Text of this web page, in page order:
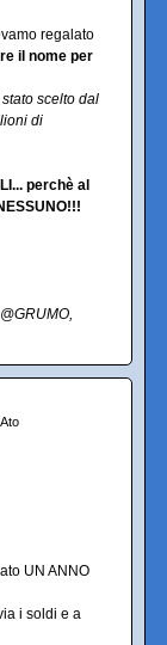
regalato
il nome per
stato scelto dal
di
perchè al
UN ANNO
i soldi e a